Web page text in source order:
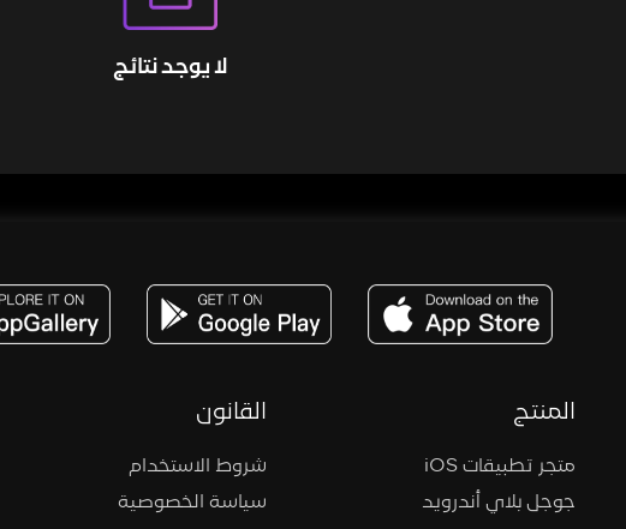
لا يوجد نتائج
المنتج
متجر تطبيقات iOS
جوجل بلاي أندرويد
القانون
شروط الاستخدام
سياسة الخصوصية